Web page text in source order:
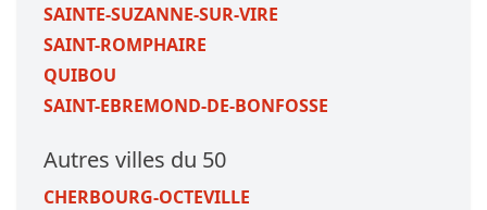
SAINTE-SUZANNE-SUR-VIRE
SAINT-ROMPHAIRE
QUIBOU
SAINT-EBREMOND-DE-BONFOSSE
Autres villes du 50
CHERBOURG-OCTEVILLE